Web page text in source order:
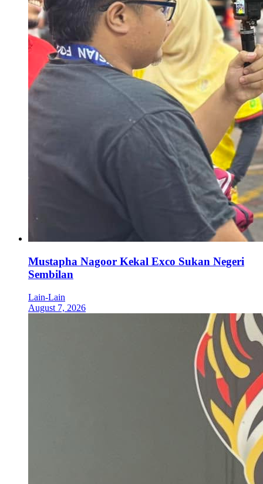
Mustapha Nagoor Kekal Exco Sukan Negeri
Sembilan
Lain-Lain
August 7, 2026